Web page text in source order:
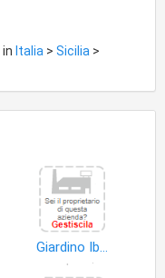
in Italia > Sicilia >
Giardino Ibleo
ortaggi